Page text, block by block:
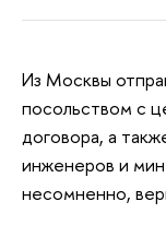
Из Москвы
посольством с
договора, а
инженеров и
несомненно,